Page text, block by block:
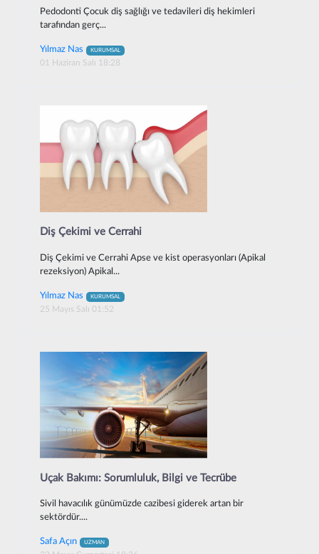
Pedodonti Çocuk diş sağlığı ve tedavileri diş hekimleri
tarafından gerç...
Yılmaz Nas KURUMSAL
01 Haziran Salı 18:28
Diş Çekimi ve Cerrahi
Diş Çekimi ve Cerrahi Apse ve kist operasyonları (Apikal
rezeksiyon) Apikal...
Yılmaz Nas KURUMSAL
25 Mayıs Salı 01:52
Uçak Bakımı: Sorumluluk, Bilgi ve Tecrübe
Sivil havacılık günümüzde cazibesi giderek artan bir
sektördür....
Safa Açın UZMAN